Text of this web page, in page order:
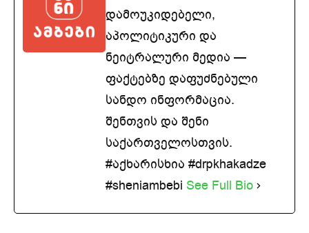
დამოუკიდებელი,
აპოლიტიკური და
ნეიტრალური მედია —
ფაქტებზე დაფუძნებული
სანდო ინფორმაცია.
შენთვის და შენი
საქართველოსთვის.
#აქხარისხია #drpkhakadze
#sheniambebi See Full Bio